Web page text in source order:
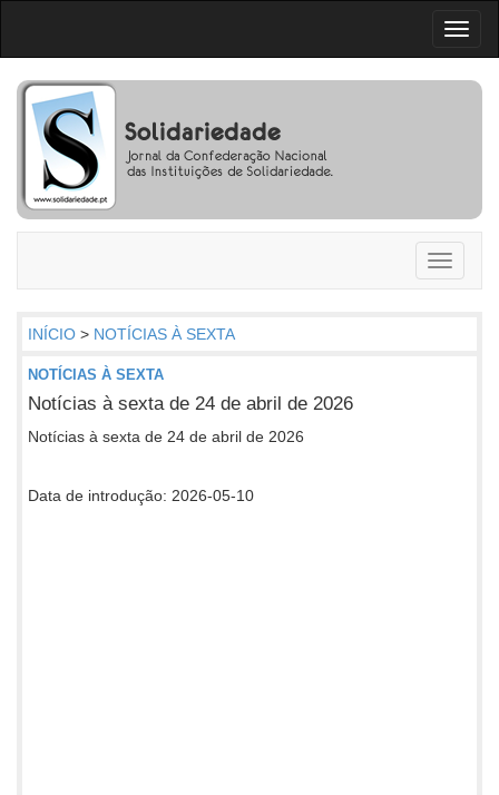
Toggle
INÍCIO > NOTÍCIAS À SEXTA
NOTÍCIAS À SEXTA
Notícias à sexta de 24 de abril de 2026
Notícias à sexta de 24 de abril de 2026
Data de introdução: 2026-05-10